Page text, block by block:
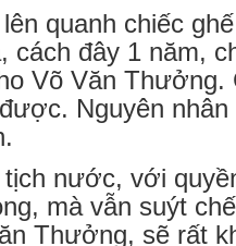
quanh chiếc
cách đây 1 năm,
Võ Văn
Nguyên
tịch nước, với
mà vẫn suýt
Thưởng, sẽ rất